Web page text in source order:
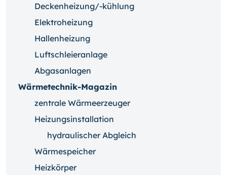
Deckenheizung/-kühlung
Elektroheizung
Hallenheizung
Luftschleieranlage
Abgasanlagen
Wärmetechnik-Magazin
zentrale Wärmeerzeuger
Heizungsinstallation
hydraulischer Abgleich
Wärmespeicher
Heizkörper